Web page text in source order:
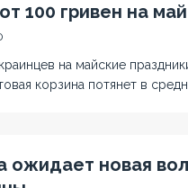
100 гривен на
на майские
корзина потянет в
новая